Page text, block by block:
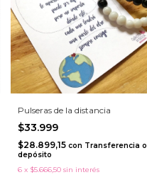
Pulseras de la distancia
$33.999
$28.899,15 con Transferencia o
depósito
6 x $5.666,50 sin interés